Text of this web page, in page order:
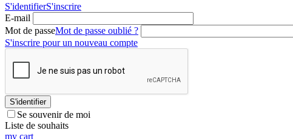
S'identifierS'inscrire
E-mail
Mot de passeMot de passe oublié ?
S'inscrire pour un nouveau compte
S'identifier
Se souvenir de moi
Liste de souhaits
my cart